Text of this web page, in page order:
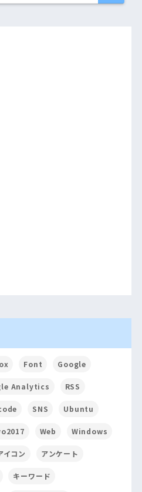
Font Google
Analytics RSS
SNS Ubuntu
Web Windows
イコン アンケート
キーワード